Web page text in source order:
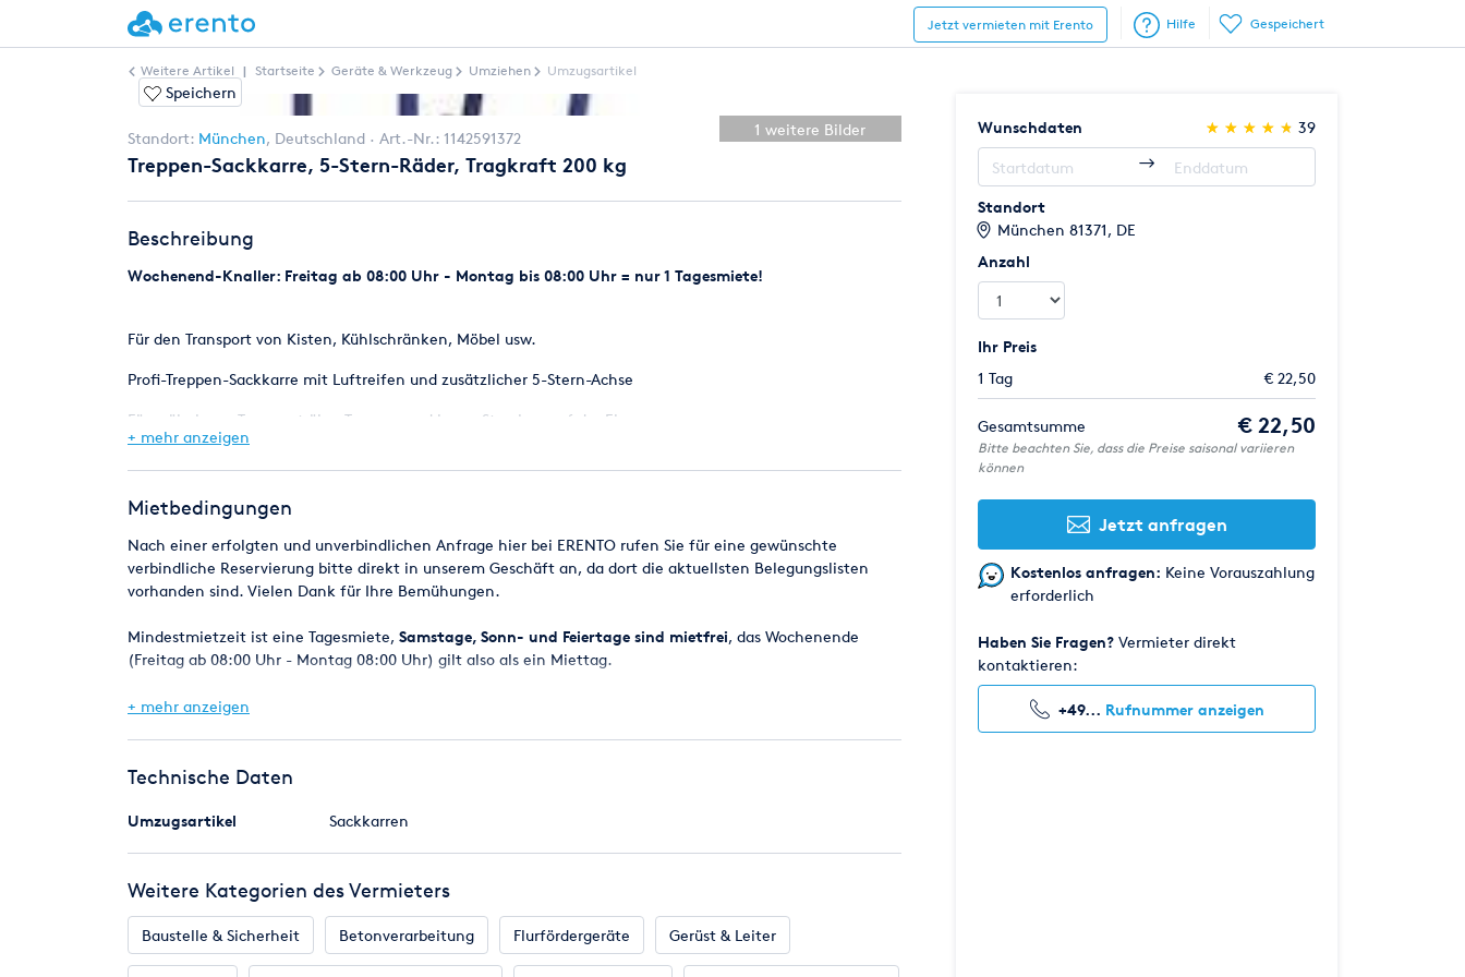
Gespeichert
Jetzt vermieten mit Erento Hilfe
Weitere Artikel | Startseite Geräte & Werkzeug Umziehen Umzugsartikel
Speichern
1 weitere Bilder
Standort: München, Deutschland Art.-Nr.: 1142591372
Treppen-Sackkarre, 5-Stern-Räder, Tragkraft 200 kg
Beschreibung
Wochenend-Knaller: Freitag ab 08:00 Uhr - Montag bis 08:00 Uhr = nur 1 Tagesmiete!
Für den Transport von Kisten, Kühlschränken, Möbel usw.
Profi-Treppen-Sackkarre mit Luftreifen und zusätzlicher 5-Stern-Achse
Für mühelosen Transport über Treppen und lange Strecken auf der Ebene
+ mehr anzeigen
Mietbedingungen
Nach einer erfolgten und unverbindlichen Anfrage hier bei ERENTO rufen Sie für eine gewünschte
verbindliche Reservierung bitte direkt in unserem Geschäft an, da dort die aktuellsten Belegungslisten
vorhanden sind. Vielen Dank für Ihre Bemühungen.
Mindestmietzeit ist eine Tagesmiete, Samstage, Sonn- und Feiertage sind mietfrei, das Wochenende
(Freitag ab 08:00 Uhr - Montag 08:00 Uhr) gilt also als ein Miettag.
Bei Reservierungen werden die Geräte in der Regel ab 8.00 Uhr bereitgestellt, der Miettag endet
Eine Verfügbarkeitsgarantie kann jedoch nicht zugesagt werden, da es vorkommen kann, dass zugesagte
selbstverständlich alles daran setzen, in jedem Fall eine entsprechende Maschine für Sie parat zu haben.
Die angegebenen Mietpreise beziehen sich auf einen Miettag incl. der gesetzlichen Mehrwertsteuer.
VISA - AmericanExpress).
+ mehr anzeigen
Technische Daten
Umzugsartikel Sackkarren
Weitere Kategorien des Vermieters
Baustelle & Sicherheit Betonverarbeitung Flurfördergeräte Gerüst & Leiter
Wunschdaten (*)
★
★
(*) ★
★
(*) ★
★
(*) ★
★
(*) ★
★ 39
Standort
München 81371, DE
Anzahl
Ihr Preis
1 Tag
€ 22,50
Gesamtsumme € 22,50
Bitte beachten Sie, dass die Preise saisonal variieren
können
Jetzt anfragen
Kostenlos anfragen: Keine Vorauszahlung
erforderlich
Haben Sie Fragen? Vermieter direkt
kontaktieren:
+49... Rufnummer anzeigen